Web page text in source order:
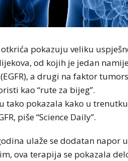
pokazuju veliku
od kojih je jedan
a drugi na faktor
kao “rute za bijeg”.
tako pokazala kako u
piše “Science Daily”.
ulaže se dodatan napor
ova terapija se pokazala